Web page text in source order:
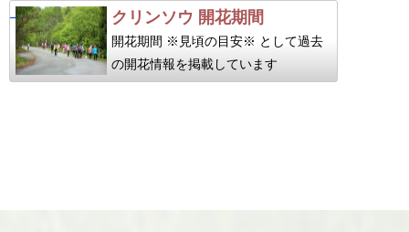
クリンソウ 開花期間
開花期間 ※見頃の目安※ として過去
の開花情報を掲載しています